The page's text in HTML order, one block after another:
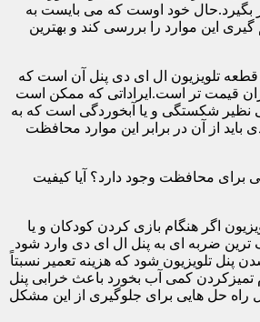
بگیرد.حال خود اوست که می بایست به
این موارد را بررسی کند و بهترین
تلویزیون ال ای دی پنل آن است که
قیمت تر است.ایراداتی که ممکن است
نظیر شکستگی و یا آبخوردگی است که به
باید از آن در برابر این موارد محافظت
برای محافظت وجود دارد؟ آیا کیفیت
اگر هنگام بازی کردن کودکان و یا
ترین ضربه ای به پنل ال ای دی وارد شود
پنل تلویزیون شود که هزینه تعمیر نسبتاً
تمیزکردن کمی آب بخورد باعث خرابی پنل
راه حل هایی برای جلوگیری از این مشکل